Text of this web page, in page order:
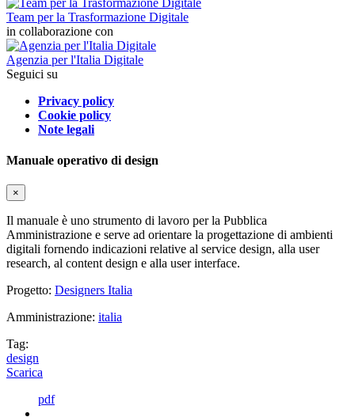
Team per la Trasformazione Digitale
in collaborazione con
Agenzia per l'Italia Digitale
Seguici su
Privacy policy
Cookie policy
Note legali
Manuale operativo di design
×
Il manuale è uno strumento di lavoro per la Pubblica
Amministrazione e serve ad orientare la progettazione di ambienti
digitali fornendo indicazioni relative al service design, alla user
research, al content design e alla user interface.
Progetto: Designers Italia
Amministrazione: italia
Tag:
design
Scarica
pdf